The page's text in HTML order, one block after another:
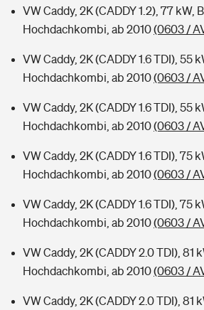
VW Caddy, 2K (CADDY 1.2), 77 kW,
Hochdachkombi, ab 2010(0603 /
VW Caddy, 2K (CADDY 1.6 TDI), 55
Hochdachkombi, ab 2010(0603 /
VW Caddy, 2K (CADDY 1.6 TDI), 55
Hochdachkombi, ab 2010(0603 /
VW Caddy, 2K (CADDY 1.6 TDI), 75
Hochdachkombi, ab 2010(0603 /
VW Caddy, 2K (CADDY 1.6 TDI), 75
Hochdachkombi, ab 2010(0603 /
VW Caddy, 2K (CADDY 2.0 TDI), 81
Hochdachkombi, ab 2010(0603 /
VW Caddy, 2K (CADDY 2.0 TDI), 81